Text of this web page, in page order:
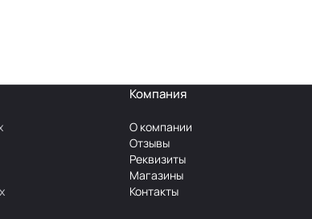
Компания
О компании
Отзывы
Реквизиты
Магазины
Контакты